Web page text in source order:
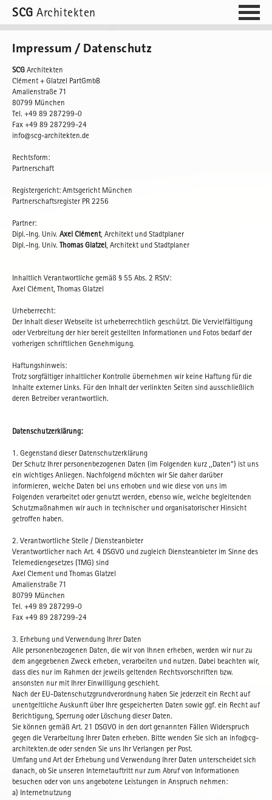
SCG Architekten
Impressum / Datenschutz
SCG Architekten
Clément + Glatzel PartGmbB
Amalienstraße 71
80799 München
Tel. +49 89 287299-0
Fax +49 89 287299-24
info@scg-architekten.de
Rechtsform:
Partnerschaft
Registergericht: Amtsgericht München
Partnerschaftsregister PR 2256
Partner:
Dipl.-Ing. Univ. Axel Clément, Architekt und Stadtplaner
Dipl.-Ing. Univ. Thomas Glatzel, Architekt und Stadtplaner
Inhaltlich Verantwortliche gemäß § 55 Abs. 2 RStV:
Axel Clément, Thomas Glatzel
Urheberrecht:
Der Inhalt dieser Webseite ist urheberrechtlich geschützt. Die Vervielfältigung
oder Verbreitung der hier bereit gestellten Informationen und Fotos bedarf der
vorherigen schriftlichen Genehmigung.
Haftungshinweis:
Trotz sorgfältiger inhaltlicher Kontrolle übernehmen wir keine Haftung für die
Inhalte externer Links. Für den Inhalt der verlinkten Seiten sind ausschließlich
deren Betreiber verantwortlich.
Datenschutzerklärung:
1. Gegenstand dieser Datenschutzerklärung
Der Schutz Ihrer personenbezogenen Daten (im Folgenden kurz ,,Daten“) ist uns
ein wichtiges Anliegen. Nachfolgend möchten wir Sie daher darüber
informieren, welche Daten bei uns erhoben und wie diese von uns im
Folgenden verarbeitet oder genutzt werden, ebenso wie, welche begleitenden
Schutzmaßnahmen wir auch in technischer und organisatorischer Hinsicht
getroffen haben.
2. Verantwortliche Stelle / Diensteanbieter
Verantwortlicher nach Art. 4 DSGVO und zugleich Diensteanbieter im Sinne des
Telemediengesetzes (TMG) sind
Axel Clement und Thomas Glatzel
Amalienstraße 71
80799 München
Tel. +49 89 287299-0
Fax +49 89 287299-24
3. Erhebung und Verwendung Ihrer Daten
Alle personenbezogenen Daten, die wir von Ihnen erheben, werden wir nur zu
dem angegebenen Zweck erheben, verarbeiten und nutzen. Dabei beachten wir,
dass dies nur im Rahmen der jeweils geltenden Rechtsvorschriften bzw.
ansonsten nur mit Ihrer Einwilligung geschieht.
Nach der EU-Datenschutzgrundverordnung haben Sie jederzeit ein Recht auf
unentgeltliche Auskunft über Ihre gespeicherten Daten sowie ggf. ein Recht auf
Berichtigung, Sperrung oder Löschung dieser Daten.
Sie können gemäß Art. 21 DSGVO in den dort genannten Fällen Widerspruch
gegen die Verarbeitung Ihrer Daten erheben. Bitte wenden Sie sich an info@cg-
architekten.de oder senden Sie uns Ihr Verlangen per Post.
Umfang und Art der Erhebung und Verwendung Ihrer Daten unterscheidet sich
danach, ob Sie unseren Internetauftritt nur zum Abruf von Informationen
besuchen oder von uns angebotene Leistungen in Anspruch nehmen:
a) Internetnutzung